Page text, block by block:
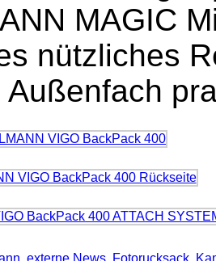
MAGIC
nützliches
Außenfach
, externe News, Fotorucksack,